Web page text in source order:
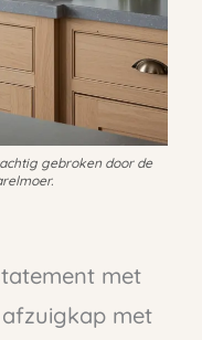
gebroken door de
met
met